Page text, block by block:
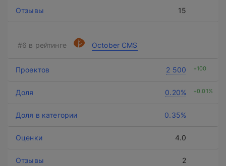
15
October CMS
2 500 +100
0.20% +0.01%
0.35%
4.0
2